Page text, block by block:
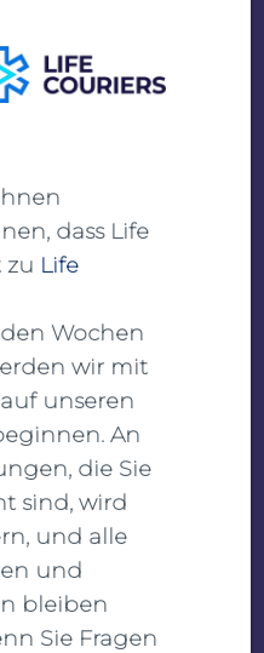
dass Life
zu Life
Wochen
wir mit
unseren
An
die Sie
sind, wird
und alle
und
bleiben
Sie Fragen